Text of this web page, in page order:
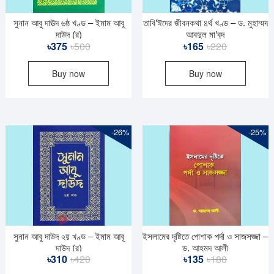
সুনান আবু দাঊদ ৬ষ্ঠ খণ্ড – ইমাম আবূ
দাউদ (র)
৳500Original
price
৳500.
৳375
Current
price
৳375.
Buy now
তাবি’ঈদের জীবনকথা ৪র্থ খণ্ড – ড. মুহাম্মদ
আবদুল মা’বুদ
৳220Original
price
৳220.
৳165
Current
price
৳165.
Buy now
-26%
সুনান আবু দাউদ ২য় খণ্ড – ইমাম আবূ
দাউদ (র)
৳420Original
৳310
Current
-25%
ইসলামের দৃষ্টিতে পোশাক পর্দা ও সাজসজ্জা –
ড. আহমদ আলী
৳180Original
৳135
Current